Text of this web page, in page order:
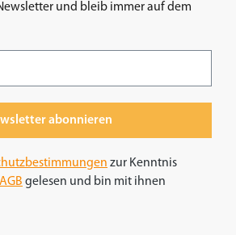
und bleib immer auf dem
abonnieren
zur Kenntnis
AGB gelesen und bin mit ihnen